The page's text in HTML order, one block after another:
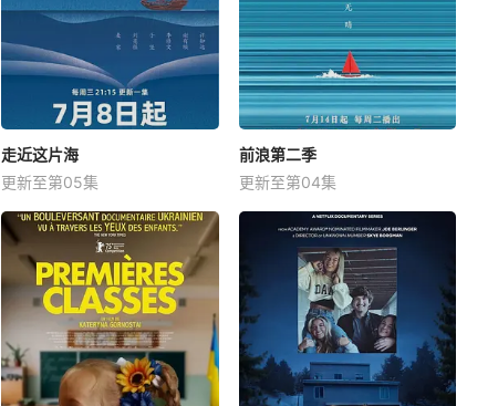
走近这片海
更新至第05集
前浪第二季
更新至第04集